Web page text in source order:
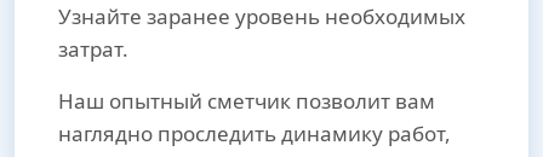
Узнайте заранее уровень необходимых
затрат.
Наш опытный сметчик позволит вам
наглядно проследить динамику работ,